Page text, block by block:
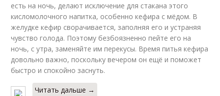
есть на ночь, делают исключение для стакана этого
кисломолочного напитка, особенно кефира с мёдом. В
желудке кефир сворачивается, заполняя его и устраняя
чувство голода. Поэтому безбоязненно пейте его на
ночь, с утра, заменяйте им перекусы. Время питья кефира
довольно важно, поскольку вечером он ещё и поможет
быстро и спокойно заснуть.
Читать дальше →